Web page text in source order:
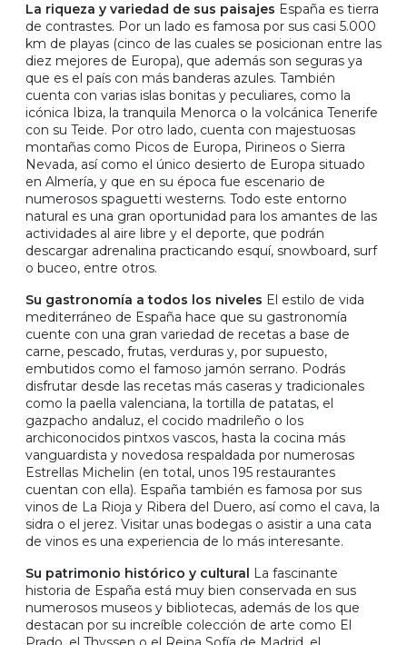
La riqueza y variedad de sus paisajes España es tierra
de contrastes. Por un lado es famosa por sus casi 5.000
km de playas (cinco de las cuales se posicionan entre las
diez mejores de Europa), que además son seguras ya
que es el país con más banderas azules. También
cuenta con varias islas bonitas y peculiares, como la
icónica Ibiza, la tranquila Menorca o la volcánica Tenerife
con su Teide. Por otro lado, cuenta con majestuosas
montañas como Picos de Europa, Pirineos o Sierra
Nevada, así como el único desierto de Europa situado
en Almería, y que en su época fue escenario de
numerosos spaguetti westerns. Todo este entorno
natural es una gran oportunidad para los amantes de las
actividades al aire libre y el deporte, que podrán
descargar adrenalina practicando esquí, snowboard, surf
o buceo, entre otros.
Su gastronomía a todos los niveles El estilo de vida
mediterráneo de España hace que su gastronomía
cuente con una gran variedad de recetas a base de
carne, pescado, frutas, verduras y, por supuesto,
embutidos como el famoso jamón serrano. Podrás
disfrutar desde las recetas más caseras y tradicionales
como la paella valenciana, la tortilla de patatas, el
gazpacho andaluz, el cocido madrileño o los
archiconocidos pintxos vascos, hasta la cocina más
vanguardista y novedosa respaldada por numerosas
Estrellas Michelin (en total, unos 195 restaurantes
cuentan con ella). España también es famosa por sus
vinos de La Rioja y Ribera del Duero, así como el cava, la
sidra o el jerez. Visitar unas bodegas o asistir a una cata
de vinos es una experiencia de lo más interesante.
Su patrimonio histórico y cultural La fascinante
historia de España está muy bien conservada en sus
numerosos museos y bibliotecas, además de los que
destacan por su increíble colección de arte como El